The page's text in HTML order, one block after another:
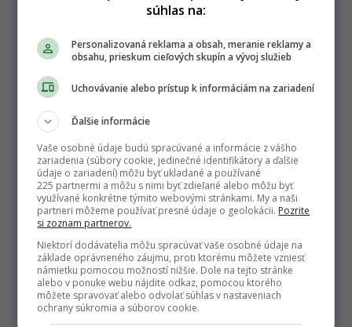
Kritici projektu upozorňujú aj na otázky
vlastníctva pozemkov a transparentnosti
rozhodovania. Albánsko sa dodnes vyrovnáva s
komplikovanými majetkovými vzťahmi, ktoré
vznikli po páde komunistického režimu a
následnej privatizácii.
Pre mnohých demonštrantov sa tak spor prestal
týkať výlučne ochrany prírody. Stal sa symbolom
širšej nespokojnosti s fungovaním štátu a
rozhodovaním politických elít.„Albánsko nie je
na predaj. Patrí albánskemu ľudu a nie
skorumpovaným politikom,“ vyhlásila počas
protestov spisovateľka Lindita Komaniová podľa
agentúry Reuters.
súhlas na:
Personalizovaná reklama a obsah, meranie reklamy a
obsahu, prieskum cieľových skupín a vývoj služieb
Uchovávanie alebo prístup k informáciám na zariadení
Ďalšie informácie
Vaše osobné údaje budú spracúvané a informácie z vášho
zariadenia (súbory cookie, jedinečné identifikátory a ďalšie
údaje o zariadení) môžu byť ukladané a používané
225 partnermi a môžu s nimi byť zdieľané alebo môžu byť
využívané konkrétne týmito webovými stránkami. My a naši
partneri môžeme používať presné údaje o geolokácii. Pozrite
si zoznam partnerov.
Niektorí dodávatelia môžu spracúvať vaše osobné údaje na
základe oprávneného záujmu, proti ktorému môžete vzniesť
námietku pomocou možností nižšie. Dole na tejto stránke
alebo v ponuke webu nájdite odkaz, pomocou ktorého
môžete spravovať alebo odvolať súhlas v nastaveniach
ochrany súkromia a súborov cookie.